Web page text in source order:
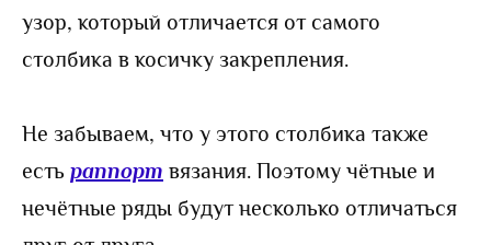
узор, который отличается от самого
столбика в косичку закрепления.
Не забываем, что у этого столбика также
есть раппорт вязания. Поэтому чётные и
нечётные ряды будут несколько отличаться